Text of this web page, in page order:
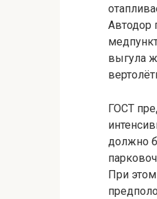
Автодор
выгула
ГОСТ
должно
При